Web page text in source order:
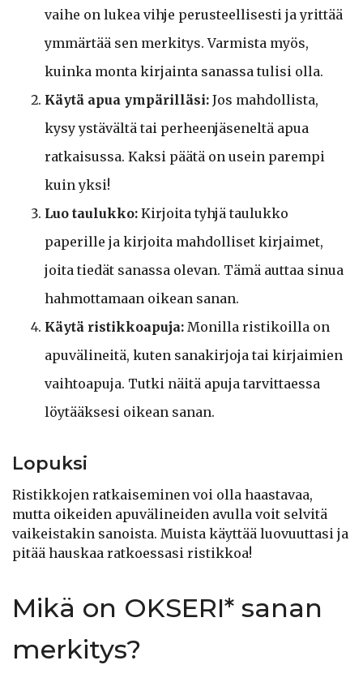
vaihe on lukea vihje perusteellisesti ja yrittää
ymmärtää sen merkitys. Varmista myös,
kuinka monta kirjainta sanassa tulisi olla.
Käytä apua ympärilläsi: Jos mahdollista,
kysy ystävältä tai perheenjäseneltä apua
ratkaisussa. Kaksi päätä on usein parempi
kuin yksi!
Luo taulukko: Kirjoita tyhjä taulukko
paperille ja kirjoita mahdolliset kirjaimet,
joita tiedät sanassa olevan. Tämä auttaa sinua
hahmottamaan oikean sanan.
Käytä ristikkoapuja: Monilla ristikoilla on
apuvälineitä, kuten sanakirjoja tai kirjaimien
vaihtoapuja. Tutki näitä apuja tarvittaessa
löytääksesi oikean sanan.
Lopuksi
Ristikkojen ratkaiseminen voi olla haastavaa,
mutta oikeiden apuvälineiden avulla voit selvitä
vaikeistakin sanoista. Muista käyttää luovuuttasi ja
pitää hauskaa ratkoessasi ristikkoa!
Mikä on OKSERI* sanan
merkitys?